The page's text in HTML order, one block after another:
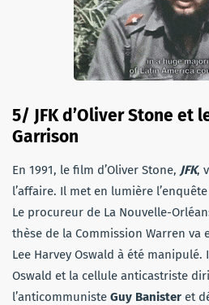
5/ JFK d’Oliver Stone et
Garrison
En 1991, le film d’Oliver Stone, JFK,
l’affaire. Il met en lumière
Le procureur de La Nouvelle-
thèse de la Commission Warren va
Lee Harvey Oswald à été
Oswald et la cellule anticastriste
l’anticommuniste Guy Banister et